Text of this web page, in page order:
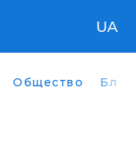
UA
Общество